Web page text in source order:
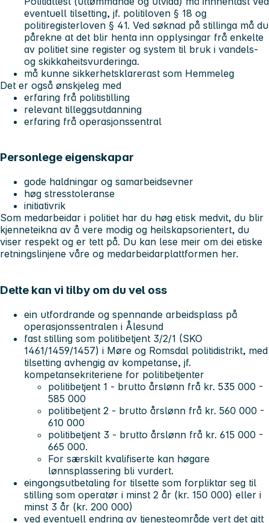
eventuell tilsetting, jf. politiloven § 18 og
politiregisterloven § 41. Ved søknad på stillinga må du
pårekne at det blir henta inn opplysingar frå enkelte
av politiet sine register og system til bruk i vandels-
og skikkaheitsvurderinga.
må kunne sikkerhetsklarerast som Hemmeleg
Det er også ønskjeleg med
erfaring frå politistilling
relevant tilleggsutdanning
erfaring frå operasjonssentral
Personlege eigenskapar
gode haldningar og samarbeidsevner
høg stresstoleranse
initiativrik
Som medarbeidar i politiet har du høg etisk medvit, du blir
kjenneteikna av å vere modig og heilskapsorientert, du
viser respekt og er tett på. Du kan lese meir om dei etiske
retningslinjene våre og medarbeidarplattformen her.
Dette kan vi tilby om du vel oss
ein utfordrande og spennande arbeidsplass på
operasjonssentralen i Ålesund
fast stilling som politibetjent 3/2/1 (SKO
1461/1459/1457) i Møre og Romsdal politidistrikt, med
tilsetting avhengig av kompetanse, jf.
kompetansekriteriene for politibetjenter
politibetjent 1 - brutto årslønn frå kr. 535 000 -
585 000
politibetjent 2 - brutto årslønn frå kr. 560 000 -
610 000
politibetjent 3 - brutto årslønn frå kr. 615 000 -
665 000.
For særskilt kvalifiserte kan høgare
lønnsplassering bli vurdert.
eingongsutbetaling for tilsette som forpliktar seg til
stilling som operatør i minst 2 år (kr. 150 000) eller i
minst 3 år (kr. 200 000)
ved eventuell endring av tjenesteområde vert det gitt